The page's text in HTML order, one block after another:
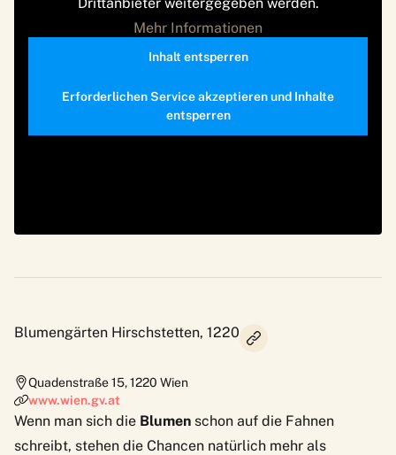
Mehr Informationen
Inhalt entsperren
Erforderlichen Service akzeptieren und Inhalte
entsperren
Blumengärten Hirschstetten, 1220
Quadenstraße 15,1220 Wien
www.wien.gv.at
Wenn man sich die Blumen schon auf die Fahnen
schreibt, stehen die Chancen natürlich mehr als